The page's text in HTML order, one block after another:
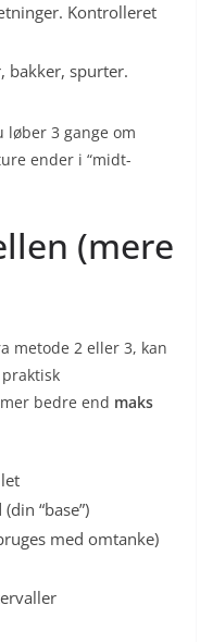
Kontrolleret
bakker, spurter.
løber 3 gange om
ender i “midt-
(mere
metode 2 eller 3, kan
bedre end maks
“base”)
med omtanke)